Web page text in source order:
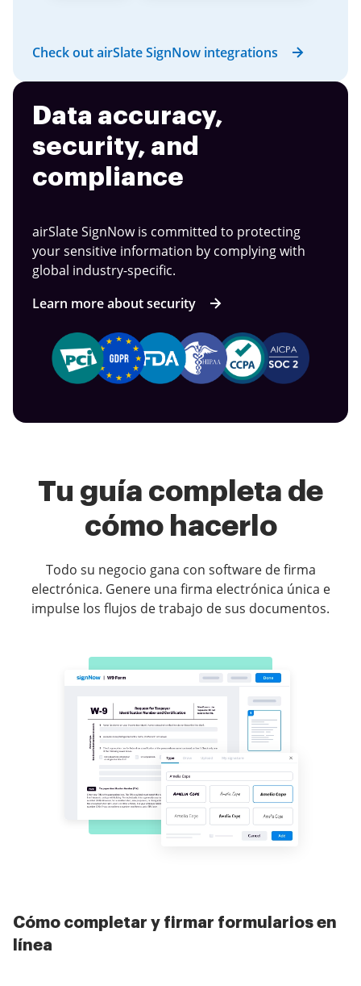
Check out airSlate SignNow integrations
Data accuracy,
security, and
compliance
airSlate SignNow is committed to protecting
your sensitive information by complying with
global industry-specific.
Learn more about security
Tu guía completa de
cómo hacerlo
Todo su negocio gana con software de firma
electrónica. Genere una firma electrónica única e
impulse los flujos de trabajo de sus documentos.
Cómo completar y firmar formularios en
línea